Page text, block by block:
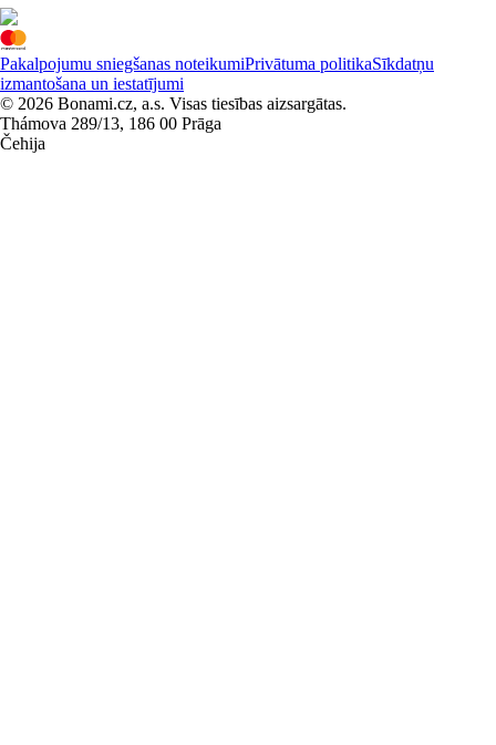
Pakalpojumu sniegšanas noteikumiPrivātuma politikaSīkdatņu
izmantošana un iestatījumi
© 2026 Bonami.cz, a.s. Visas tiesības aizsargātas.
Thámova 289/13, 186 00 Prāga
Čehija